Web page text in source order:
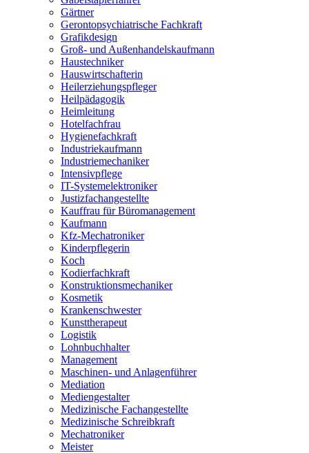
Gärtner
Gerontopsychiatrische Fachkraft
Grafikdesign
Groß- und Außenhandelskaufmann
Haustechniker
Hauswirtschafterin
Heilerziehungspfleger
Heilpädagogik
Heimleitung
Hotelfachfrau
Hygienefachkraft
Industriekaufmann
Industriemechaniker
Intensivpflege
IT-Systemelektroniker
Justizfachangestellte
Kauffrau für Büromanagement
Kaufmann
Kfz-Mechatroniker
Kinderpflegerin
Koch
Kodierfachkraft
Konstruktionsmechaniker
Kosmetik
Krankenschwester
Kunsttherapeut
Logistik
Lohnbuchhalter
Management
Maschinen- und Anlagenführer
Mediation
Mediengestalter
Medizinische Fachangestellte
Medizinische Schreibkraft
Mechatroniker
Meister